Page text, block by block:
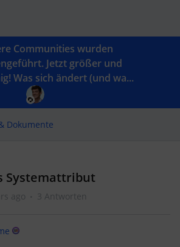
Communities wurden
Jetzt größer und
Was sich ändert (und wa...
Dokumente
Systemattribut
ago 3 Antworten